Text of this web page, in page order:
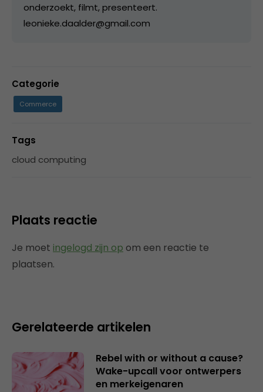
onderzoekt, filmt, presenteert.
leonieke.daalder@gmail.com
Categorie
Commerce
Tags
cloud computing
Plaats reactie
Je moet ingelogd zijn op om een reactie te
plaatsen.
Gerelateerde artikelen
Rebel with or without a cause?
Wake-upcall voor ontwerpers
en merkeigenaren